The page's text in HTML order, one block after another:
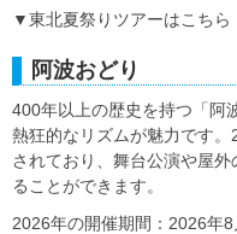
▼東北夏祭りツアーはこちら
阿波おどり
400年以上の歴史を持つ「阿
熱狂的なリズムが魅力です
されており、舞台公演や屋
ることができます。
2026年の開催期間：2026年